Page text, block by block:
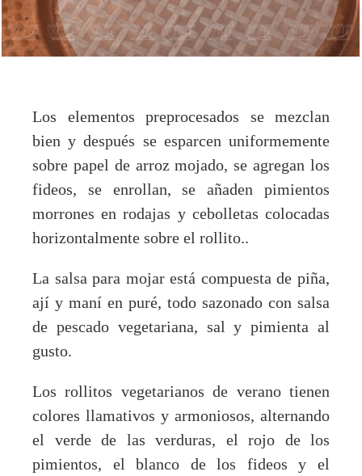
Los elementos preprocesados se mezclan
bien y después se esparcen uniformemente
sobre papel de arroz mojado, se agregan los
fideos, se enrollan, se añaden pimientos
morrones en rodajas y cebolletas colocadas
horizontalmente sobre el rollito..
La salsa para mojar está compuesta de piña,
ají y maní en puré, todo sazonado con salsa
de pescado vegetariana, sal y pimienta al
gusto.
Los rollitos vegetarianos de verano tienen
colores llamativos y armoniosos, alternando
el verde de las verduras, el rojo de los
pimientos, el blanco de los fideos y el